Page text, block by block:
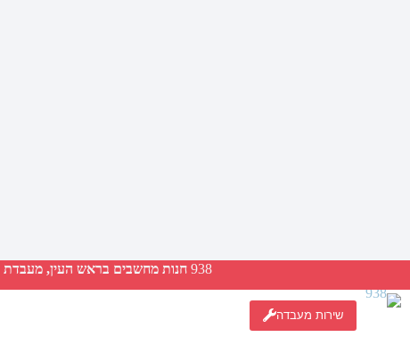
938 חנות מחשבים בראש העין, מעבדת
שירות מעבדה